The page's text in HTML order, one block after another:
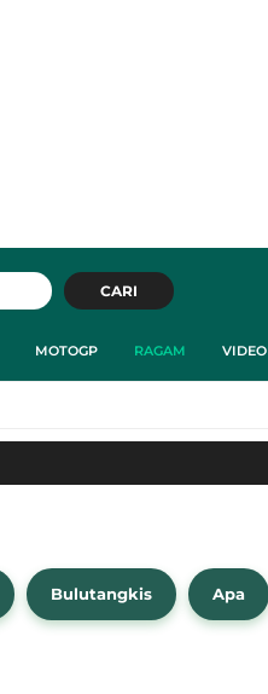
CARI
MOTOGP RAGAM VIDEO
Bulutangkis Apa